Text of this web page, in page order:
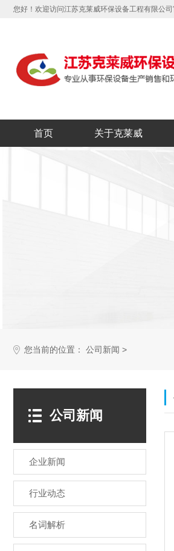
您好！欢迎访问江苏克莱威环保设备工程有限公司
首页 关于克莱威
您当前的位置： 公司新闻 >
公司新闻
企业新闻
行业动态
名词解析